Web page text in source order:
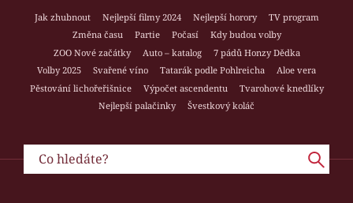
Jak zhubnout Nejlepší filmy 2024 Nejlepší horory
TV program
Změna času
Partie Počasí
Kdy budou volby
ZOO Nové začátky
Auto – katalog
7 pádů Honzy Dědka
Volby 2025
Svařené víno Tatarák podle Pohlreicha
Aloe vera
Pěstování lichořeřišnice
Výpočet ascendentu
Tvarohové knedlíky
Nejlepší palačinky
Švestkový koláč